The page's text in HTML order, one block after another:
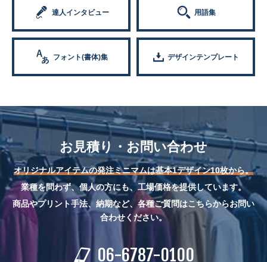
達人インタビュー 用語集
フォント(書体)集 デザインテンプレート
お見積り・お問い合わせ
オリジナルアイテムの発注ミニマムは基本1デザイン10枚から。
業種を問わず、個人の方にも、工場価格を提供しています。
商品やプリント手法、納期など、各種ご質問はこちらからお問い
合わせください。
06-6787-0100